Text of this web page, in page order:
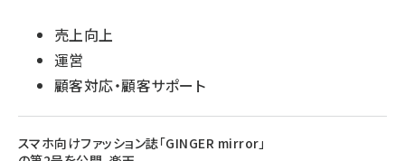
売上向上
運営
顧客対応・顧客サポート
スマホ向けファッション誌「GINGER mirror」